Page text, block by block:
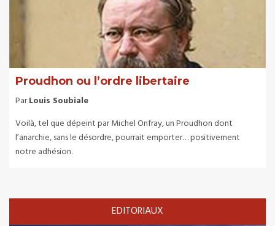
Proudhon ou l’ordre libertaire
ParLouis Soubiale
Voilà, tel que dépeint par Michel Onfray, un Proudhon dont
l’anarchie, sans le désordre, pourrait emporter… positivement
notre adhésion.
EDITORIAUX